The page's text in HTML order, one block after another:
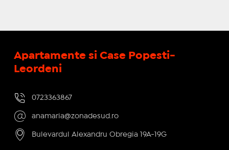
Apartamente si Case Popesti-
Leordeni
0723363867
anamaria@zonadesud.ro
Bulevardul Alexandru Obregia 19A-19G